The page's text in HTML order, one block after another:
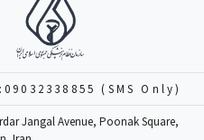
09032338855 (SMS Only)
Jangal Avenue, Poonak Square,